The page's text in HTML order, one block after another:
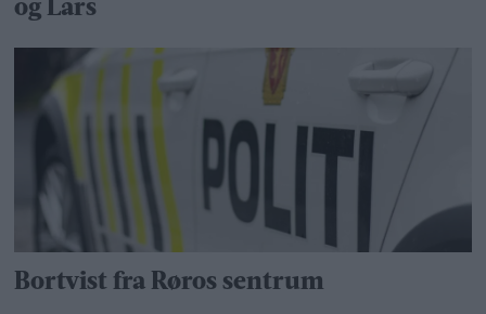
og Lars
Bortvist fra Røros sentrum